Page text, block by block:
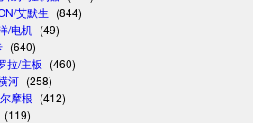
艾默生 (844)
/电机 (49)
(640)
拉/主板 (460)
河 (258)
摩根 (412)
(119)